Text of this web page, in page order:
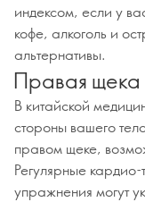
индексом, если у
кофе, алкоголь и
альтернативы.
Правая щека
В китайской
стороны вашего
правом щеке,
Регулярные
упражнения могут